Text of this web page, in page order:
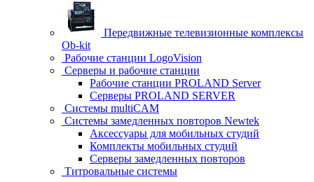
Передвижные телевизионные комплексы
Ob-kit
Рабочие станции LogoVision
Серверы и рабочие станции
Рабочие станции PROLAND Server
Серверы PROLAND SERVER
Системы multiCAM
Системы замедленных повторов Newtek
Аксессуары для мобильных студий
Комплекты мобильных студий
Серверы замедленных повторов
Титровальные системы